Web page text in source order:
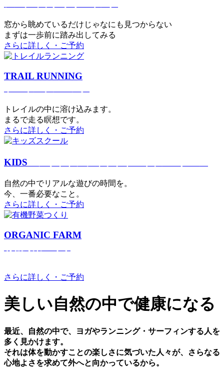
窓から眺めているだけじゃなにも見つからない
まずは一歩前に踏み出してみる
さらに詳しく・ご予約
TRAIL RUNNING
トレイルの中に溶け込みます。
まるで⾛る瞑想です。
さらに詳しく・ご予約
KIDS
⾃然の中でリアルな遊びの時間を。
今、⼀番必要なこと。
さらに詳しく・ご予約
ORGANIC FARM
さらに詳しく・ご予約
美しい⾃然の中で健康になる
最近、⾃然の中で、ヨガやランニング・サーフィンする⼈を
多く⾒かけます。
それは体を動かすことの楽しさに気づいた⼈々が、さらなる
⼼地よさを求めて外へと向かっているから。